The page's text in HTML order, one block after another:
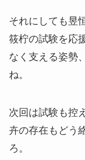
それにしても昱
筱柠の試験を応
なく支える姿勢
ね。
次回は試験も控
卉の存在もどう
ろ。